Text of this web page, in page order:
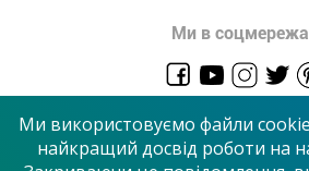
Ми в
Ми використовуємо файли
найкращий досвід роботи на